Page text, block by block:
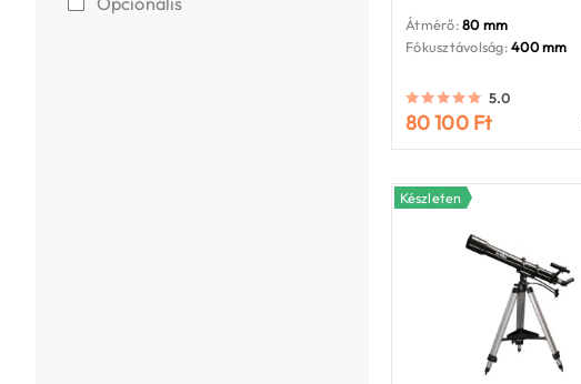
Átmérő: 80 mm
Fókusztávolság: 400 mm
5.0
80 100 Ft
Készleten